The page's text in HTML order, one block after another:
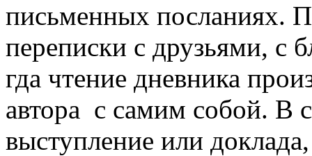
письменных по­сла­ниях.
переписки с друзьями, с
гда чтение дневника
автора с са­мим собой. В
выступление или